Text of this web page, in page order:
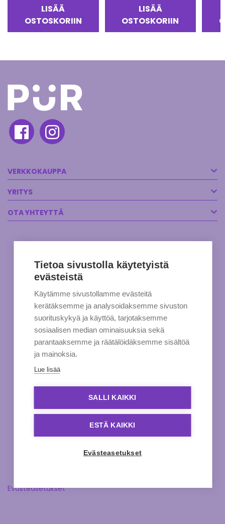
LISÄÄ
OSTOSKORIIN
LISÄÄ
OSTOSKORIIN
VERKKOKAUPPA
YRITYS
OTA YHTEYTTÄ
Evästeasetukset
Tietoa sivustolla käytetyistä
evästeistä
Käytämme sivustollamme evästeitä
kerätäksemme ja analysoidaksemme sivuston
suorituskykyä ja käyttöä, tarjotaksemme
sosiaalisen median ominaisuuksia sekä
parantaaksemme ja räätälöidäksemme sisältöä
ja mainoksia.
Lue lisää
SALLI KAIKKI
ESTÄ KAIKKI
Evästeasetukset